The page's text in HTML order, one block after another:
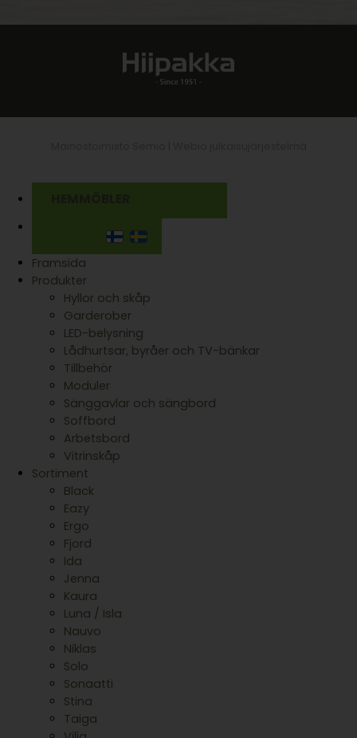
Framsida
Produkter
Hyllor och skåp
Garderober
LED-belysning
Lådhurtsar, byråer och TV-bänkar
Tillbehör
Moduler
Sänggavlar och sängbord
Soffbord
Arbetsbord
Vitrinskåp
Sortiment
Black
Eazy
Ergo
Fjord
Ida
Jenna
Kaura
Luna / Isla
Nauvo
Niklas
Solo
Sonaatti
Stina
Taiga